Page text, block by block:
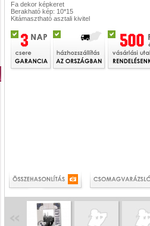
Fa dekor képkeret
Berakható kép: 10*15
Kitámasztható asztali kivitel